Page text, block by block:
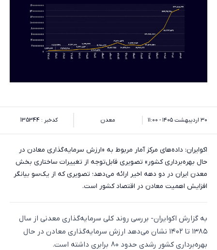
۳۰ اردیبهشت ۱۴۰۵ - ۱۱:۰۰ معدن کدخبر : 135344
اکوایران: داده‌های مرکز آمار مربوط به «ارزش سرمایه‌گذاری معادن در
حال بهره‌برداری کشور» تصویری قابل‌توجه از تغییرات ساختاری بخش
معدن ایران در دو دهه اخیر ارائه می‌دهد؛ تصویری که از یک‌سو بیانگر
افزایش اهمیت معادن در اقتصاد کشور است.
به گزارش اکوایران- بررسی روند کلی سرمایه‌گذاری معدنی از سال
۱۳۸۵ تا ۱۴۰۲ نشان می‌دهد ارزش سرمایه‌گذاری معادن در حال
بهره‌برداری کشور رشدی حدود 80 برابری داشته است.